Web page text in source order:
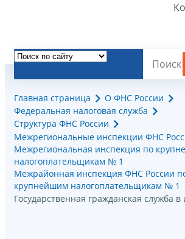
Главная страница
О ФНС России
Федеральная налоговая служба
Структура ФНС России
Межрегиональные инспекции ФНС
Межрегиональная инспекция по
налогоплательщикам № 1
Межрайонная инспекция ФНС России
крупнейшим налогоплательщикам № 1
Государственная гражданская служба